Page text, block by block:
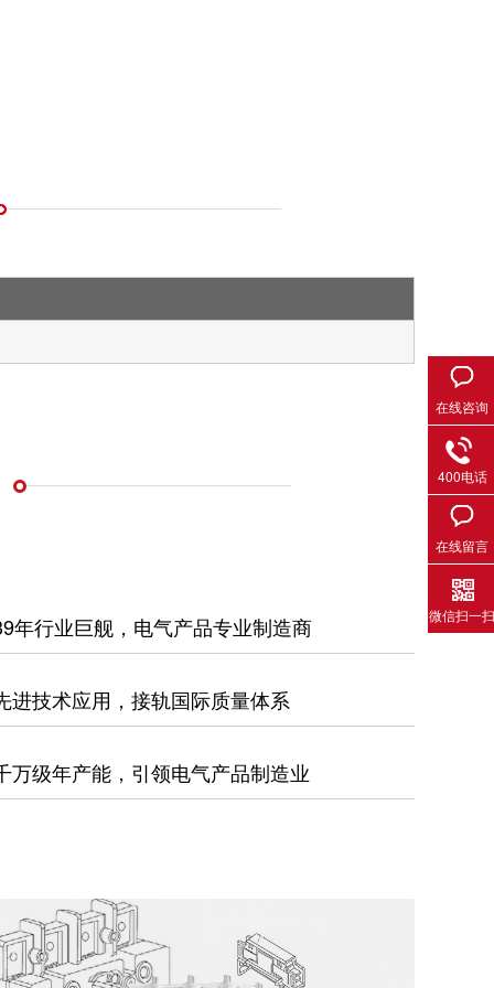
年行业巨舰，电气产品专业制造商
进技术应用，接轨国际质量体系
万级年产能，引领电气产品制造业
在线咨询
400电话
在线留言
微信扫一扫